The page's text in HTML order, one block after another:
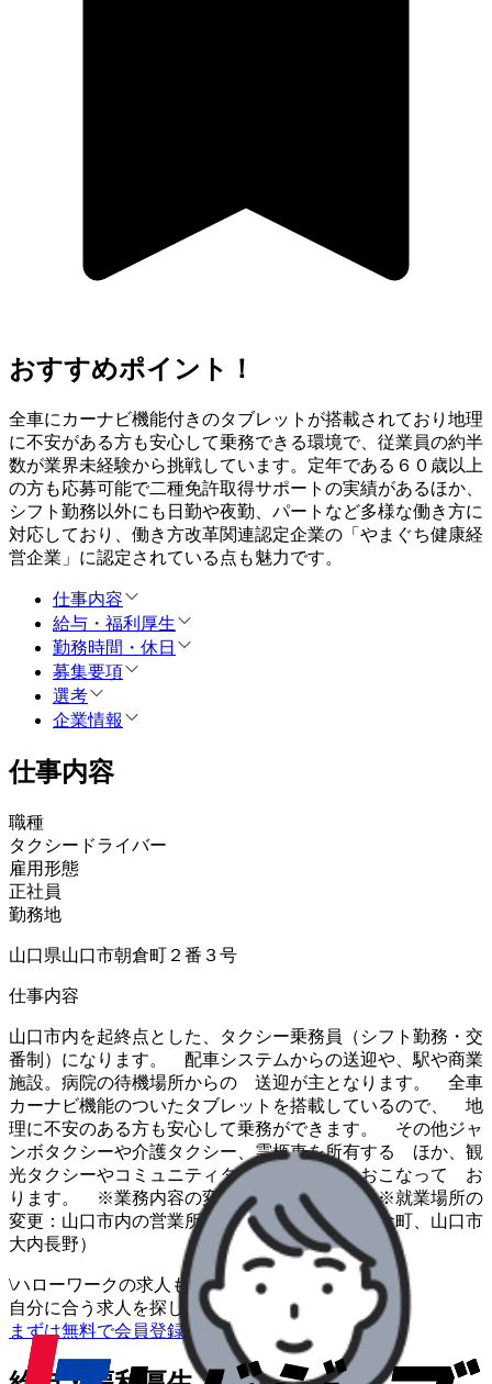
おすすめポイント！
全車にカーナビ機能付きのタブレットが搭載されており地理
に不安がある方も安心して乗務できる環境で、従業員の約半
数が業界未経験から挑戦しています。定年である６０歳以上
の方も応募可能で二種免許取得サポートの実績があるほか、
シフト勤務以外にも日勤や夜勤、パートなど多様な働き方に
対応しており、働き方改革関連認定企業の「やまぐち健康経
営企業」に認定されている点も魅力です。
仕事内容
給与・福利厚生
勤務時間・休日
募集要項
選考
企業情報
仕事内容
職種
タクシードライバー
雇用形態
正社員
勤務地
山口県山口市朝倉町２番３号
仕事内容
山口市内を起終点とした、タクシー乗務員（シフト勤務・交
番制）になります。 配車システムからの送迎や、駅や商業
施設。病院の待機場所からの 送迎が主となります。 全車
カーナビ機能のついたタブレットを搭載しているので、 地
理に不安のある方も安心して乗務ができます。 その他ジャ
ンボタクシーや介護タクシー、霊柩車を所有する ほか、観
光タクシーやコミュニティタクシーの運行もおこなって お
ります。 ※業務内容の変更範囲：変更なし ※就業場所の
変更：山口市内の営業所間であり （山口市朝倉町、山口市
大内長野）
\ハローワークの求人も一括管理
自分に合う求人を探してもらう
まずは無料で会員登録